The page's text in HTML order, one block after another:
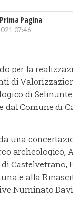
Pagina
07:46
per la
di
di
dal Comune di
una
archeologico,
Castelvetrano,
alla
Numinato